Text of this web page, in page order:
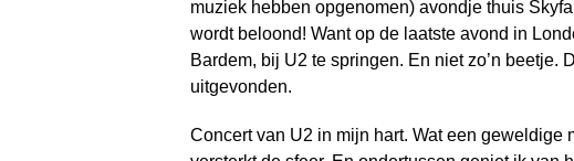
muziek hebben opgenomen) avondje thuis
wordt beloond! Want op de laatste avond in
Bardem, bij U2 te springen. En niet zo’n beetje.
uitgevonden.
Concert van U2 in mijn hart. Wat een